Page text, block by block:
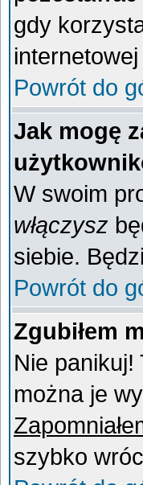
gdy
Powrót do
Jak mogę
W swoim
włączysz
siebie.
Powrót do
Zgubiłem
Nie panikuj!
można je
szybko